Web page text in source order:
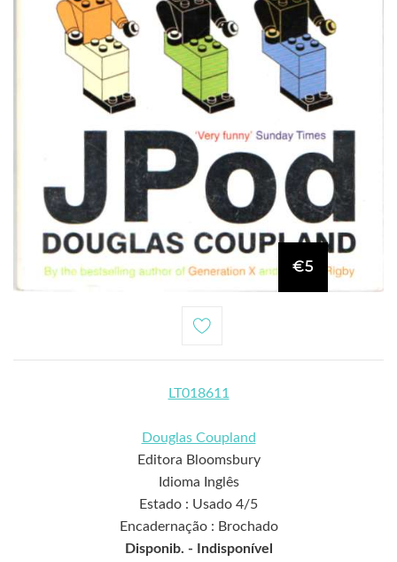
€5
LT018611
Douglas Coupland
Editora Bloomsbury
Idioma Inglês
Estado : Usado 4/5
Encadernação : Brochado
Disponib. -
Indisponível